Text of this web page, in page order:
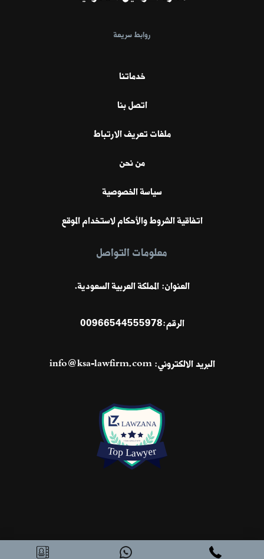
روابط سريعة
خدماتنا
اتصل بنا
ملفات تعريف الارتباط
من نحن
سياسة الخصوصية
اتفاقية الشروط والأحكام لاستخدام الموقع
معلومات التواصل
العنوان: المملكة العربية السعودية.
الرقم:00966544555978
البريد الالكتروني:info@ksa-lawfirm.com